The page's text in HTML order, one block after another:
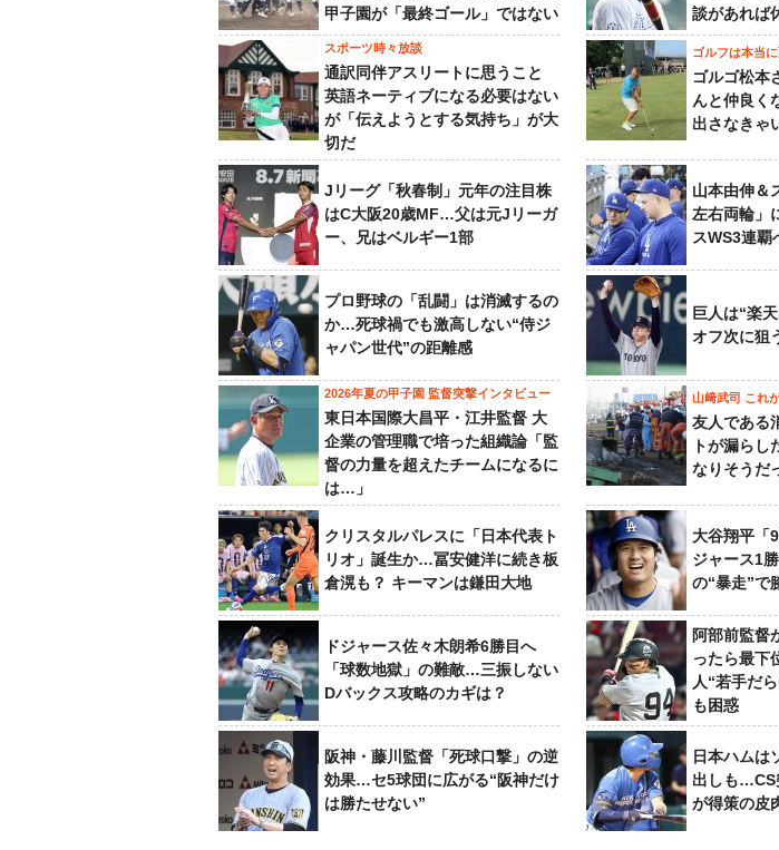
甲子園が「最終ゴール」ではない
談があれば
スポーツ時々放談
通訳同伴アスリートに思うこと
英語ネーティブになる必要はない
が「伝えようとする気持ち」が大
切だ
ゴルフは本当に
ゴルゴ松本
んと仲良
出さなきゃ
Jリーグ「秋春制」元年の注目株
はC大阪20歳MF…父は元Jリーガ
ー、兄はベルギー1部
山本由伸＆
左右両輪」
スWS3連覇
プロ野球の「乱闘」は消滅するの
か…死球禍でも激高しない“侍ジ
ャパン世代”の距離感
巨人は“楽
オフ次に狙
2026年夏の甲子園 監督突撃インタビュー
東日本国際大昌平・江井監督 大
企業の管理職で培った組織論「監
督の力量を超えたチームになるに
は…」
山﨑武司 これ
友人である
トが漏らし
なりそうだ
クリスタルパレスに「日本代表ト
リオ」誕生か…冨安健洋に続き板
倉滉も？ キーマンは鎌田大地
大谷翔平「
ジャース1
の“暴走”で
ドジャース佐々木朗希6勝目へ
「球数地獄」の難敵…三振しない
Dバックス攻略のカギは？
阿部前監督
ったら最下
人“若手だ
も困惑
阪神・藤川監督「死球口撃」の逆
効果…セ5球団に広がる“阪神だけ
は勝たせない”
日本ハムは
出しも…CS
が得策の皮